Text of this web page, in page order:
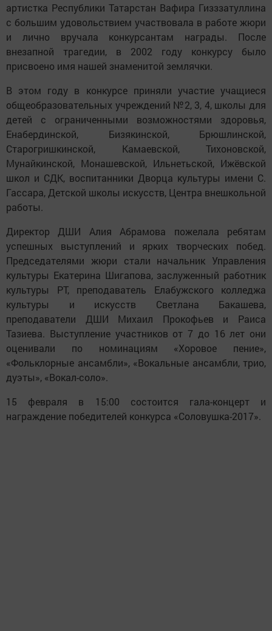
артистка Республики Татарстан Вафира Гизззатуллина
с большим удовольствием участвовала в работе жюри
и лично вручала конкурсантам награды. После
внезапной трагедии, в 2002 году конкурсу было
присвоено имя нашей знаменитой землячки.
В этом году в конкурсе приняли участие учащиеся
общеобразовательных учреждений №2, 3, 4, школы для
детей с ограниченными возможностями здоровья,
Енабердинской, Бизякинской, Брюшлинской,
Старогришкинской, Камаевской, Тихоновской,
Мунайкинской, Монашевской, Ильнетьской, Ижёвской
школ и СДК, воспитанники Дворца культуры имени С.
Гассара, Детской школы искусств, Центра внешкольной
работы.
Директор ДШИ Алия Абрамова пожелала ребятам
успешных выступлений и ярких творческих побед.
Председателями жюри стали начальник Управления
культуры Екатерина Шигапова, заслуженный работник
культуры РТ, преподаватель Елабужского колледжа
культуры и искусств Светлана Бакашева,
преподаватели ДШИ Михаил Прокофьев и Раиса
Тазиева. Выступление участников от 7 до 16 лет они
оценивали по номинациям «Хоровое пение»,
«Фольклорные ансамбли», «Вокальные ансамбли, трио,
дуэты», «Вокал-соло».
15 февраля в 15:00 состоится гала-концерт и
награждение победителей конкурса «Соловушка-2017».